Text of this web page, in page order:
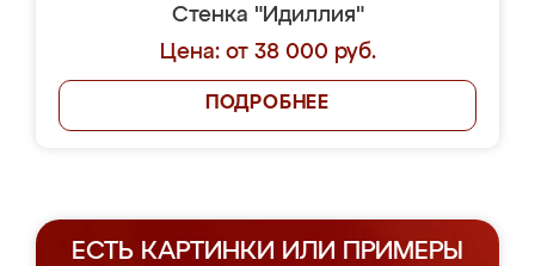
Стенка "Идиллия"
Цена: от 38 000 руб.
ПОДРОБНЕЕ
ЕСТЬ КАРТИНКИ ИЛИ ПРИМЕРЫ